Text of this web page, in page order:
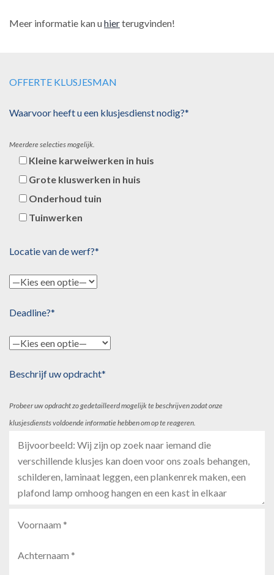
Meer informatie kan uhierterugvinden!
OFFERTE KLUSJESMAN
Waarvoor heeft u een klusjesdienst nodig?*
Meerdere selecties mogelijk.
Kleine karweiwerken in huis
Grote kluswerken in huis
Onderhoud tuin
Tuinwerken
Locatie van de werf?*
Deadline?*
Beschrijf uw opdracht*
Probeer uw opdracht zo gedetailleerd mogelijk te beschrijven zodat onze
klusjesdiensts voldoende informatie hebben om op te reageren.